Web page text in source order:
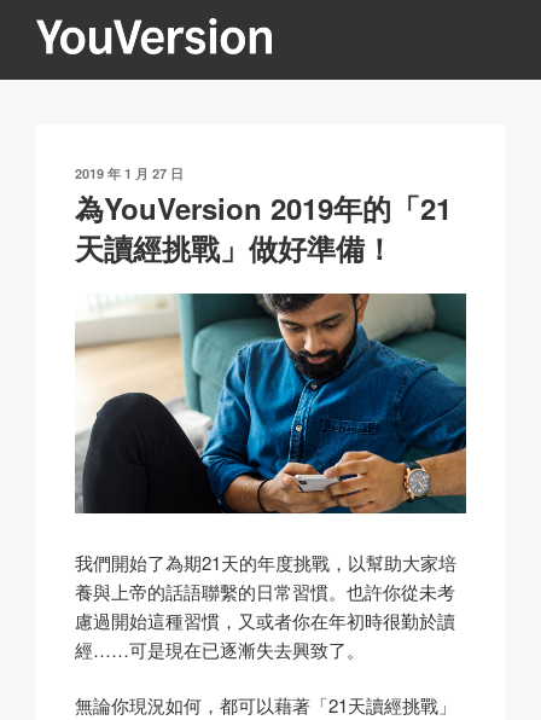
YOUVERSION
Seeking God every day.
發
表
於
2019 年 1 月 27 日
為YouVersion 2019年的「21
天讀經挑戰」做好準備！
我們開始了為期21天的年度挑戰，以幫助大家培
養與上帝的話語聯繫的日常習慣。也許你從未考
慮過開始這種習慣，又或者你在年初時很勤於讀
經……可是現在已逐漸失去興致了。
無論你現況如何，都可以藉著「21天讀經挑戰」